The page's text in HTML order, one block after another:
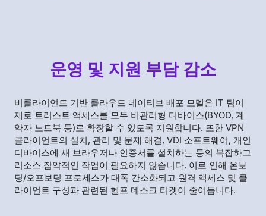
운영 및 지원 부담 감소
비클라이언트 기반 클라우드 네이티브 배포 모델은 IT 팀이
제로 트러스트 액세스를 모두 비관리형 디바이스(BYOD, 계
약자 노트북 등)로 확장할 수 있도록 지원합니다. 또한 VPN
클라이언트의 설치, 관리 및 문제 해결, VDI 소프트웨어, 개인
디바이스에 새 브라우저나 인증서를 설치하는 등의 복잡하고
리소스 집약적인 작업이 필요하지 않습니다. 이로 인해 온보
딩/오프보딩 프로세스가 대폭 간소화되고 원격 액세스 및 클
라이언트 구성과 관련된 헬프 데스크 티켓이 줄어듭니다.